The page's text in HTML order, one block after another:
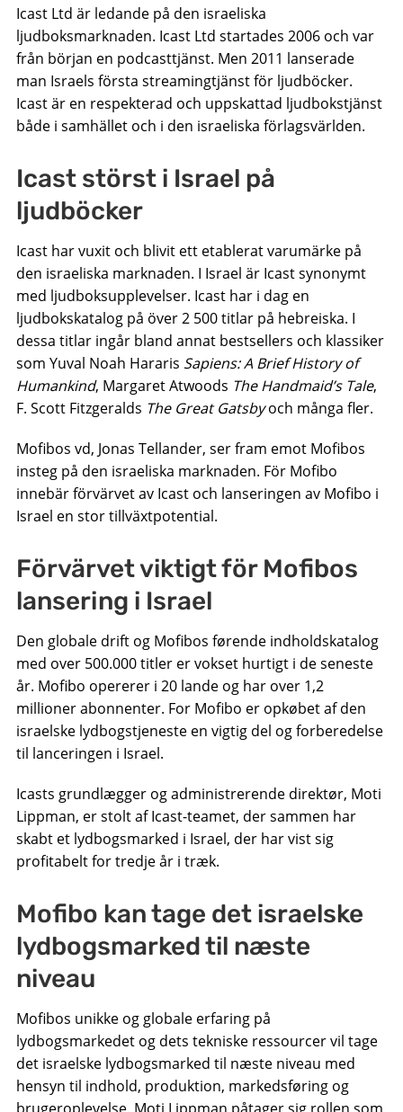
Icast Ltd är ledande på den israeliska
ljudboksmarknaden. Icast Ltd startades 2006 och var
från början en podcasttjänst. Men 2011 lanserade
man Israels första streamingtjänst för ljudböcker.
Icast är en respekterad och uppskattad ljudbokstjänst
både i samhället och i den israeliska förlagsvärlden.
Icast störst i Israel på
ljudböcker
Icast har vuxit och blivit ett etablerat varumärke på
den israeliska marknaden. I Israel är Icast synonymt
med ljudboksupplevelser. Icast har i dag en
ljudbokskatalog på över 2 500 titlar på hebreiska. I
dessa titlar ingår bland annat bestsellers och klassiker
som Yuval Noah Hararis Sapiens: A Brief History of
Humankind, Margaret Atwoods The Handmaid’s Tale,
F. Scott Fitzgeralds The Great Gatsbyoch många fler.
Mofibos vd, Jonas Tellander, ser fram emot Mofibos
insteg på den israeliska marknaden. För Mofibo
innebär förvärvet av Icast och lanseringen av Mofibo i
Israel en stor tillväxtpotential.
Förvärvet viktigt för Mofibos
lansering i Israel
Den globale drift og Mofibos førende indholdskatalog
med over 500.000 titler er vokset hurtigt i de seneste
år. Mofibo opererer i 20 lande og har over 1,2
millioner abonnenter. For Mofibo er opkøbet af den
israelske lydbogstjeneste en vigtig del og forberedelse
til lanceringen i Israel.
Icasts grundlægger og administrerende direktør, Moti
Lippman, er stolt af Icast-teamet, der sammen har
skabt et lydbogsmarked i Israel, der har vist sig
profitabelt for tredje år i træk.
Mofibo kan tage det israelske
lydbogsmarked til næste
niveau
Mofibos unikke og globale erfaring på
lydbogsmarkedet og dets tekniske ressourcer vil tage
det israelske lydbogsmarked til næste niveau med
hensyn til indhold, produktion, markedsføring og